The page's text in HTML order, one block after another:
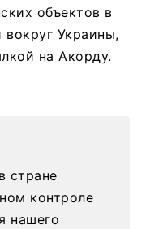
объектов в
вокруг Украины,
на Акорду.
стране
контроле
нашего